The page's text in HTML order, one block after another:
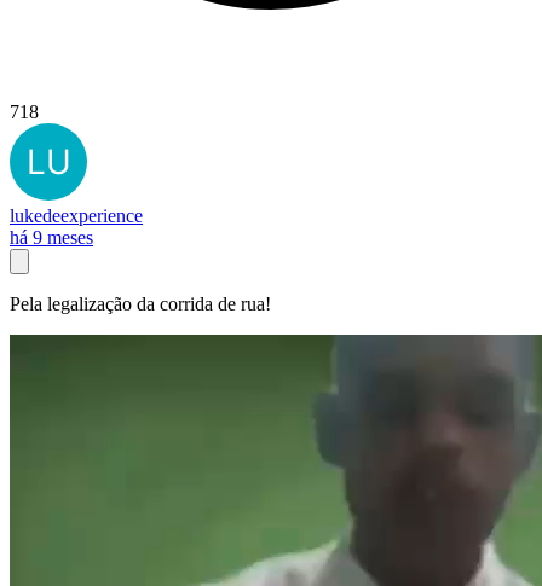
718
lukedeexperience
há 9 meses
Pela legalização da corrida de rua!